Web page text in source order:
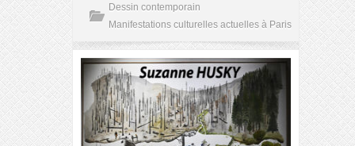
Dessin contemporain
Manifestations culturelles actuelles à Paris